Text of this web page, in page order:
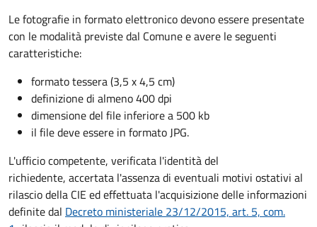
Le fotografie in formato elettronico devono essere presentate
con le modalità previste dal Comune e avere le seguenti
caratteristiche:
formato tessera (3,5 x 4,5 cm)
definizione di almeno 400 dpi
dimensione del file inferiore a 500 kb
il file deve essere in formato JPG.
L'ufficio competente, verificata l'identità del
richiedente, accertata l'assenza di eventuali motivi ostativi al
rilascio della CIE ed effettuata l'acquisizione delle informazioni
definite dal Decreto ministeriale 23/12/2015, art. 5, com.